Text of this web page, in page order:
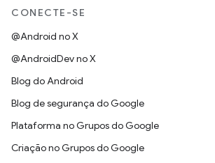
CONECTE-SE
@Android no X
@AndroidDev no X
Blog do Android
Blog de segurança do Google
Plataforma no Grupos do Google
Criação no Grupos do Google